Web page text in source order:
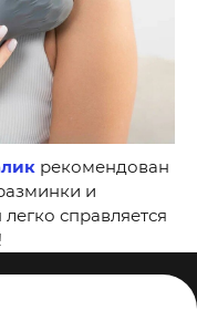
рекомендован
и
справляется